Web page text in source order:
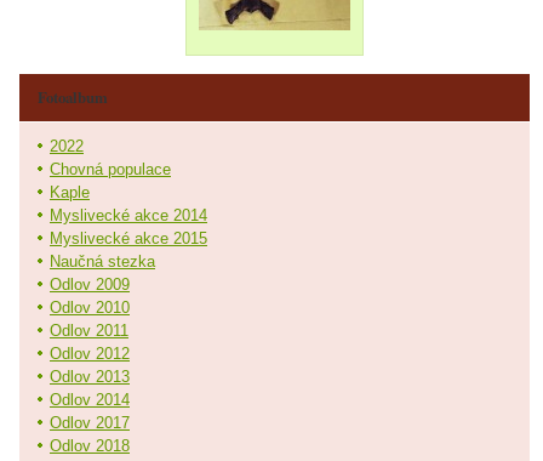
Fotoalbum
2022
Chovná populace
Kaple
Myslivecké akce 2014
Myslivecké akce 2015
Naučná stezka
Odlov 2009
Odlov 2010
Odlov 2011
Odlov 2012
Odlov 2013
Odlov 2014
Odlov 2017
Odlov 2018